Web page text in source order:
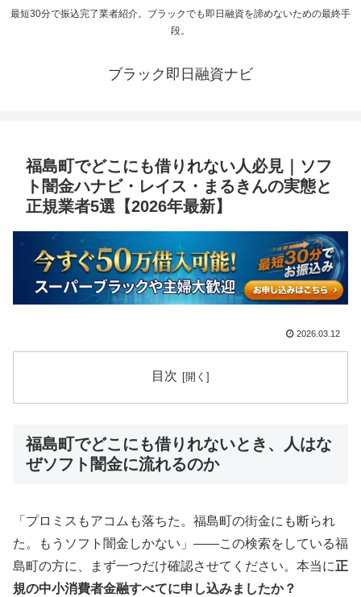
最短30分で振込完了業者紹介。ブラックでも即日融資を諦めないための最終手
段。
ブラック即日融資ナビ
福島町でどこにも借りれない人必見｜ソフ
ト闇金ハナビ・レイス・まるきんの実態と
正規業者5選【2026年最新】
2026.03.12
目次
福島町でどこにも借りれないとき、人はな
ぜソフト闇金に流れるのか
「プロミスもアコムも落ちた。福島町の街金にも断られ
た。もうソフト闇金しかない」——この検索をしている福
島町の方に、まず一つだけ確認させてください。本当に正
規の中小消費者金融すべてに申し込みましたか？